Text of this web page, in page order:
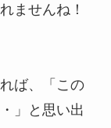
ませんね！
ば、「この
」と思い出